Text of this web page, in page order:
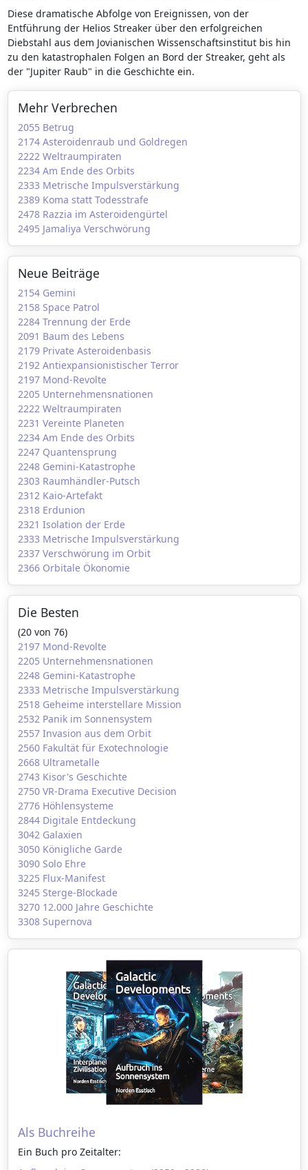
Diese dramatische Abfolge von Ereignissen, von der
Entführung der Helios Streaker über den erfolgreichen
Diebstahl aus dem Jovianischen Wissenschaftsinstitut bis hin
zu den katastrophalen Folgen an Bord der Streaker, geht als
der "Jupiter Raub" in die Geschichte ein.
Mehr Verbrechen
2055 Betrug
2174 Asteroidenraub und Goldregen
2222 Weltraumpiraten
2234 Am Ende des Orbits
2333 Metrische Impulsverstärkung
2389 Koma statt Todesstrafe
2478 Razzia im Asteroidengürtel
2495 Jamaliya Verschwörung
Neue Beiträge
2154 Gemini
2158 Space Patrol
2284 Trennung der Erde
2091 Baum des Lebens
2179 Private Asteroidenbasis
2192 Antiexpansionistischer Terror
2197 Mond-Revolte
2205 Unternehmensnationen
2222 Weltraumpiraten
2231 Vereinte Planeten
2234 Am Ende des Orbits
2247 Quantensprung
2248 Gemini-Katastrophe
2303 Raumhändler-Putsch
2312 Kaio-Artefakt
2318 Erdunion
2321 Isolation der Erde
2333 Metrische Impulsverstärkung
2337 Verschwörung im Orbit
2366 Orbitale Ökonomie
Die Besten
(20 von 76)
2197 Mond-Revolte
2205 Unternehmensnationen
2248 Gemini-Katastrophe
2333 Metrische Impulsverstärkung
2518 Geheime interstellare Mission
2532 Panik im Sonnensystem
2557 Invasion aus dem Orbit
2560 Fakultät für Exotechnologie
2668 Ultrametalle
2743 Kisor's Geschichte
2750 VR-Drama Executive Decision
2776 Höhlensysteme
2844 Digitale Entdeckung
3042 Galaxien
3050 Königliche Garde
3090 Solo Ehre
3225 Flux-Manifest
3245 Sterge-Blockade
3270 12.000 Jahre Geschichte
3308 Supernova
Als Buchreihe
Ein Buch pro Zeitalter: